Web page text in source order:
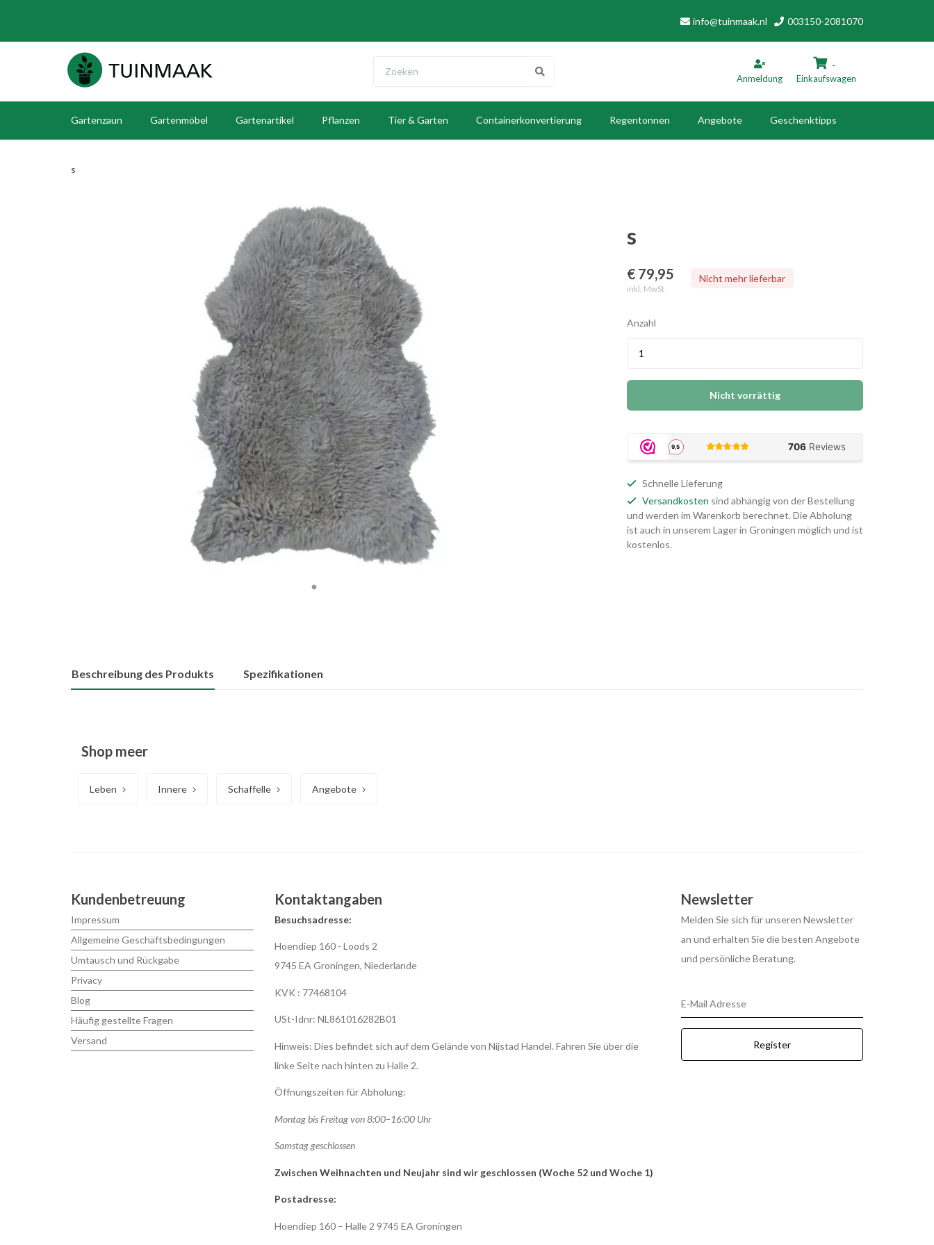
info@tuinmaak.nl 003150-2081070
Anmeldung
-
Einkaufswagen
Gartenzaun Gartenmöbel Gartenartikel Pflanzen Tier & Garten Containerkonvertierung Regentonnen Angebote Geschenktipps
s
s
€ 79,95
inkl. MwSt
Nicht mehr lieferbar
Anzahl
Nicht vorrättig
Schnelle Lieferung
Versandkosten sind abhängig von der Bestellung
und werden im Warenkorb berechnet. Die Abholung
ist auch in unserem Lager in Groningen möglich und ist
kostenlos.
Beschreibung des Produkts Spezifikationen
Shop meer
Leben Innere Schaffelle Angebote
Kundenbetreuung
Impressum
Allgemeine Geschäftsbedingungen
Umtausch und Rückgabe
Privacy
Blog
Häufig gestellte Fragen
Versand
Kontaktangaben
Besuchsadresse:
Hoendiep 160 - Loods 2
9745 EA Groningen, Niederlande
KVK : 77468104
USt-Idnr: NL861016282B01
Hinweis: Dies befindet sich auf dem Gelände von Nijstad Handel. Fahren Sie über die
linke Seite nach hinten zu Halle 2.
Öffnungszeiten für Abholung:
Montag bis Freitag von 8:00–16:00 Uhr
Samstag geschlossen
Zwischen Weihnachten und Neujahr sind wir geschlossen (Woche 52 und Woche 1)
Postadresse:
Hoendiep 160 – Halle 2 9745 EA Groningen
Newsletter
Melden Sie sich für unseren Newsletter
an und erhalten Sie die besten Angebote
und persönliche Beratung.
E-Mail Adresse
Register